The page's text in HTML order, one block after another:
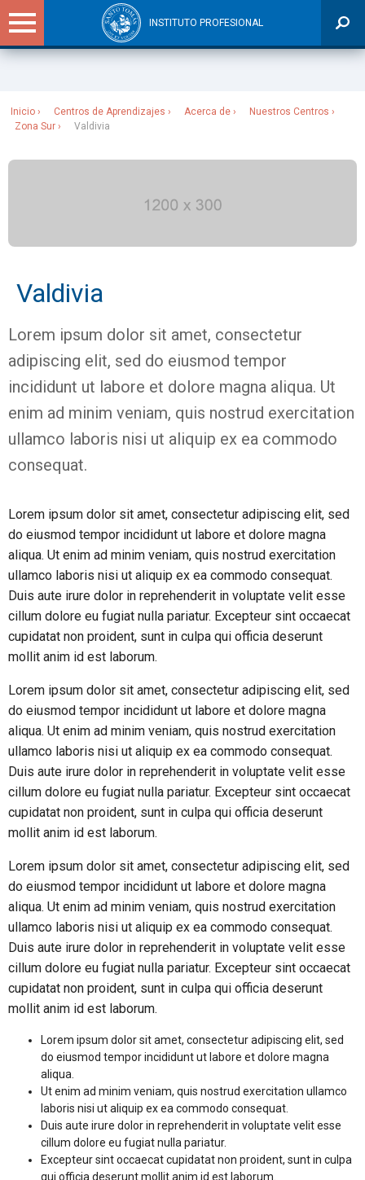
INSTITUTO PROFESIONAL
Inicio Centros de Aprendizajes Acerca de
Nuestros Centros
Zona Sur
Valdivia
Valdivia
Lorem ipsum dolor sit amet, consectetur
adipiscing elit, sed do eiusmod tempor
incididunt ut labore et dolore magna aliqua. Ut
enim ad minim veniam, quis nostrud exercitation
ullamco laboris nisi ut aliquip ex ea commodo
consequat.
Lorem ipsum dolor sit amet, consectetur adipiscing elit, sed
do eiusmod tempor incididunt ut labore et dolore magna
aliqua. Ut enim ad minim veniam, quis nostrud exercitation
ullamco laboris nisi ut aliquip ex ea commodo consequat.
Duis aute irure dolor in reprehenderit in voluptate velit esse
cillum dolore eu fugiat nulla pariatur. Excepteur sint occaecat
cupidatat non proident, sunt in culpa qui officia deserunt
mollit anim id est laborum.
Lorem ipsum dolor sit amet, consectetur adipiscing elit, sed
do eiusmod tempor incididunt ut labore et dolore magna
aliqua. Ut enim ad minim veniam, quis nostrud exercitation
ullamco laboris nisi ut aliquip ex ea commodo consequat.
Duis aute irure dolor in reprehenderit in voluptate velit esse
cillum dolore eu fugiat nulla pariatur. Excepteur sint occaecat
cupidatat non proident, sunt in culpa qui officia deserunt
mollit anim id est laborum.
Lorem ipsum dolor sit amet, consectetur adipiscing elit, sed
do eiusmod tempor incididunt ut labore et dolore magna
aliqua. Ut enim ad minim veniam, quis nostrud exercitation
ullamco laboris nisi ut aliquip ex ea commodo consequat.
Duis aute irure dolor in reprehenderit in voluptate velit esse
cillum dolore eu fugiat nulla pariatur. Excepteur sint occaecat
cupidatat non proident, sunt in culpa qui officia deserunt
mollit anim id est laborum.
Lorem ipsum dolor sit amet, consectetur adipiscing elit, sed
do eiusmod tempor incididunt ut labore et dolore magna
aliqua.
Ut enim ad minim veniam, quis nostrud exercitation ullamco
laboris nisi ut aliquip ex ea commodo consequat.
Duis aute irure dolor in reprehenderit in voluptate velit esse
cillum dolore eu fugiat nulla pariatur.
Excepteur sint occaecat cupidatat non proident, sunt in culpa
qui officia deserunt mollit anim id est laborum.